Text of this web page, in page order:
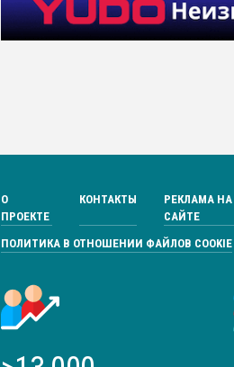
О
ПРОЕКТЕ
КОНТАКТЫ
РЕКЛАМА НА
САЙТЕ
ПОЛИТИКА В ОТНОШЕНИИ ФАЙЛОВ COOKIE